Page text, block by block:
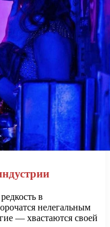
в
нелегальным
— хвастаются своей